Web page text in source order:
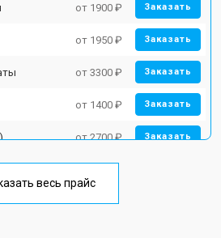
от 1900 ₽ Заказать
от 1950 ₽ Заказать
от 3300 ₽ Заказать
от 1400 ₽ Заказать
от 2700 ₽ Заказать
от 1750 ₽
весь прайс